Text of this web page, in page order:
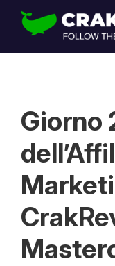
SUPPORT
LOGIN
Giorno